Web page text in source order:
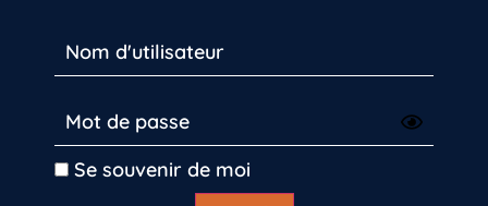
Se souvenir de moi